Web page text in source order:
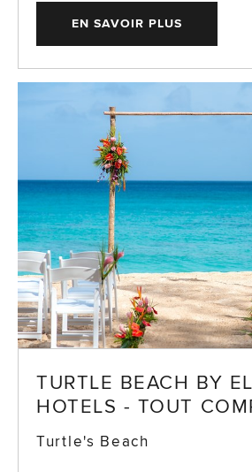
EN SAVOIR PLUS
TURTLE BEACH BY
HOTELS - TOUT
Turtle's Beach